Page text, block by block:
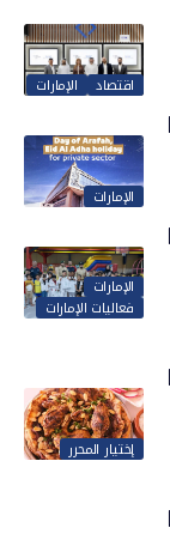
اقتصاد الإمارات
الإمارات
الإمارات
فعاليات الإمارات
إختيار المحرر